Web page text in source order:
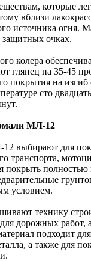
которые
вблизи
источника огня.
защитных очках.
колера
глянец на 35-45
покрытия на изгиб
сто
МЛ-12
выбирают для
транспорта,
покрыть полностью
условием.
технику
дорожных работ,
подходит
а также для